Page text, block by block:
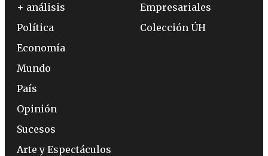
+ análisis
Política
Economía
Mundo
País
Opinión
Sucesos
Arte y Espectáculos
Empresariales
Colección ÚH